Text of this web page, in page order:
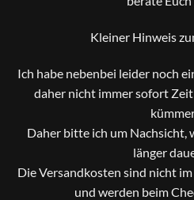
Kleiner Hinweis
Ich habe nebenbei leider noch
daher nicht immer sofort
Daher bitte ich um Nachsicht,
länger
Die Versandkosten sind nicht
und werden beim